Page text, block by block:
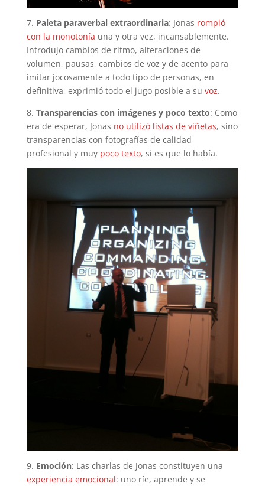
7. Paleta paraverbal extraordinaria: Jonas rompió
con la monotonía una y otra vez, incansablemente.
Introdujo cambios de ritmo, alteraciones de
volumen, pausas, cambios de voz y de acento para
imitar jocosamente a todo tipo de personas, en
definitiva, exprimió todo el jugo posible a su voz.
8. Transparencias con imágenes y poco texto: Como
era de esperar, Jonas no utilizó listas de viñetas, sino
transparencias con fotografías de calidad
profesional y muy poco texto, si es que lo había.
9. Emoción: Las charlas de Jonas constituyen una
experiencia emocional: uno ríe, aprende y se